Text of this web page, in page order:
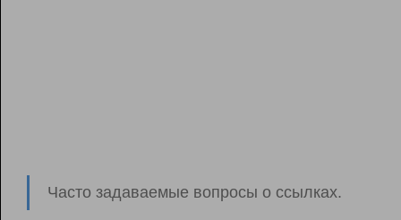
Часто задаваемые вопросы о ссылках.